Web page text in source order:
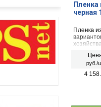
Пленка
черная
Пленка
руб./
4